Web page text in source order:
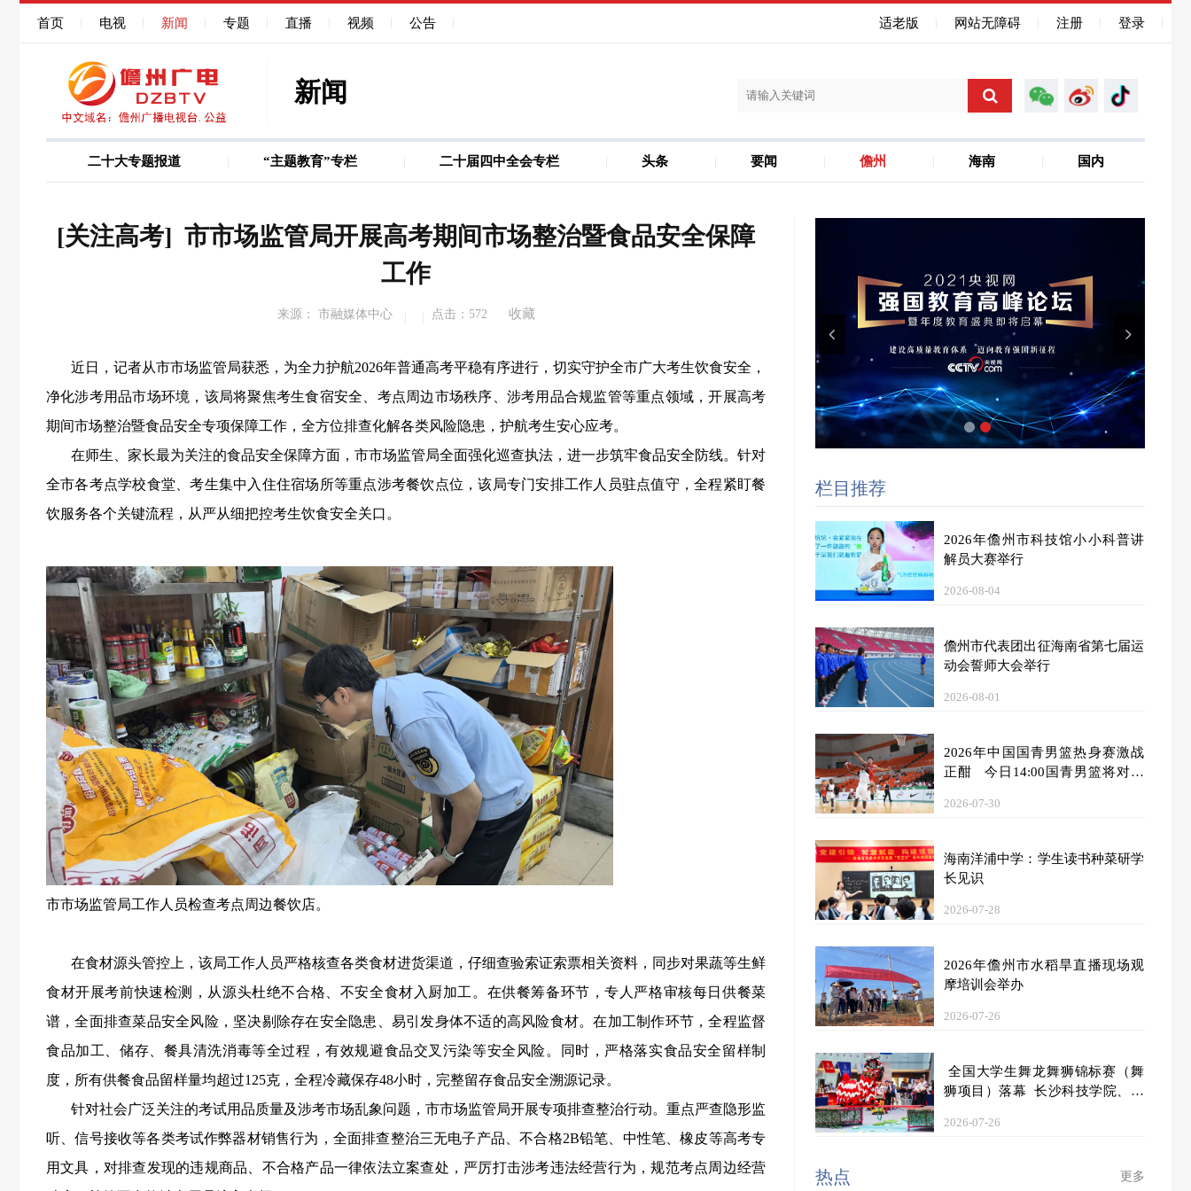
首页 电视 新闻 专题 直播 视频 公告 登录
注册
网站无障碍
适老版
新闻
二十大专题报道 “主题教育”专栏 二十届四中全会专栏 头条 要闻 儋州 海南 国内
[关注高考] 市市场监管局开展高考期间市场整治暨食品安全保障
工作
来源： 市融媒体中心 点击： 572 收藏
近日，记者从市市场监管局获悉，为全力护航2026年普通高考平稳有序进行，切实守护全市广大考生饮食安全，
净化涉考用品市场环境，该局将聚焦考生食宿安全、考点周边市场秩序、涉考用品合规监管等重点领域，开展高考
期间市场整治暨食品安全专项保障工作，全方位排查化解各类风险隐患，护航考生安心应考。
在师生、家长最为关注的食品安全保障方面，市市场监管局全面强化巡查执法，进一步筑牢食品安全防线。针对
全市各考点学校食堂、考生集中入住住宿场所等重点涉考餐饮点位，该局专门安排工作人员驻点值守，全程紧盯餐
饮服务各个关键流程，从严从细把控考生饮食安全关口。
市市场监管局工作人员检查考点周边餐饮店。
在食材源头管控上，该局工作人员严格核查各类食材进货渠道，仔细查验索证索票相关资料，同步对果蔬等生鲜
食材开展考前快速检测，从源头杜绝不合格、不安全食材入厨加工。在供餐筹备环节，专人严格审核每日供餐菜
谱，全面排查菜品安全风险，坚决剔除存在安全隐患、易引发身体不适的高风险食材。在加工制作环节，全程监督
食品加工、储存、餐具清洗消毒等全过程，有效规避食品交叉污染等安全风险。同时，严格落实食品安全留样制
度，所有供餐食品留样量均超过125克，全程冷藏保存48小时，完整留存食品安全溯源记录。
针对社会广泛关注的考试用品质量及涉考市场乱象问题，市市场监管局开展专项排查整治行动。重点严查隐形监
听、信号接收等各类考试作弊器材销售行为，全面排查整治三无电子产品、不合格2B铅笔、中性笔、橡皮等高考专
用文具，对排查发现的违规商品、不合格产品一律依法立案查处，严厉打击涉考违法经营行为，规范考点周边经营
栏目推荐
2026年儋州市科技馆小小科普讲
解员大赛举行
2026-08-04
儋州市代表团出征海南省第七届运
动会誓师大会举行
2026-08-01
2026年中国国青男篮热身赛激战
正酣 今日14:00国青男篮将对阵
2026-07-30
海南洋浦中学：学生读书种菜研学
长见识
2026-07-28
2026年儋州市水稻旱直播现场观
摩培训会举办
2026-07-26
全国大学生舞龙舞狮锦标赛（舞
狮项目）落幕 长沙科技学院、长
范大学分获甲乙丙组第一名
2026-07-26
热点 更多